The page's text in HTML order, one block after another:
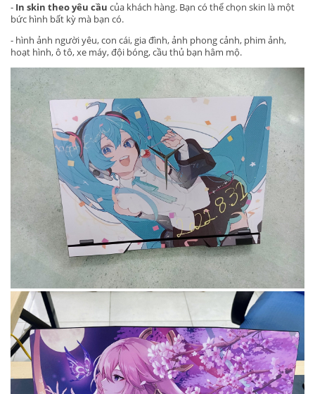
- In skin theo yêu cầu của khách hàng. Bạn có thể chọn skin là một
bức hình bất kỳ mà bạn có.
- hình ảnh người yêu, con cái, gia đình, ảnh phong cảnh, phim ảnh,
hoạt hình, ô tô, xe máy, đội bóng, cầu thủ bạn hâm mộ.